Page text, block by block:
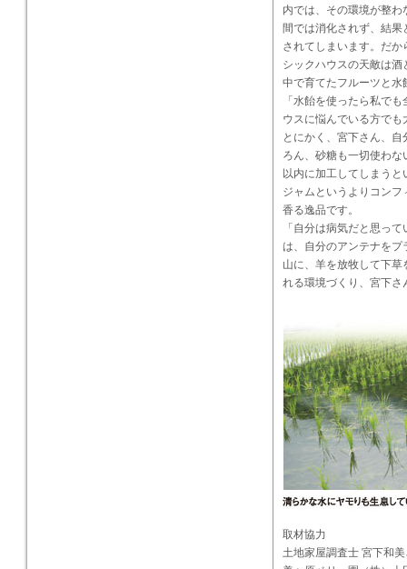
内では、その環境が整
間では消化されず、結
されてしまいます。だ
シックハウスの天敵は
中で育てたフルーツと
「水飴を使ったら私で
ウスに悩んでいる方でも
とにかく、宮下さん、
ろん、砂糖も一切使わ
以内に加工してしまう
ジャムというよりコン
香る逸品です。
「自分は病気だと思っ
は、自分のアンテナを
山に、羊を放牧して下
れる環境づくり、宮下
取材協力
土地家屋調査士 宮下和